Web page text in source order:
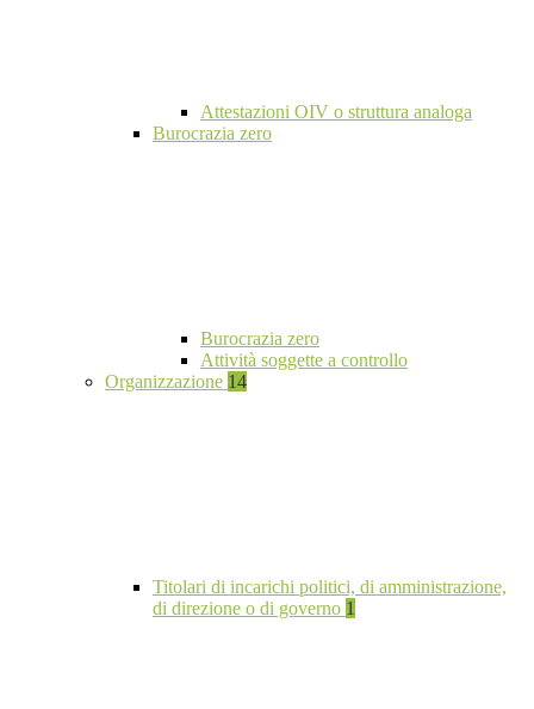
Attestazioni OIV o struttura analoga
Burocrazia zero
Burocrazia zero
Attività soggette a controllo
Organizzazione 14
Titolari di incarichi politici, di amministrazione,
di direzione o di governo 1